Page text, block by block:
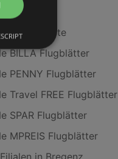
Angebote
Angebote
BILLA Flugblätter
PENNY Flugblätter
Travel FREE Flugblätter
SPAR Flugblätter
MPREIS Flugblätter
in Bregenz